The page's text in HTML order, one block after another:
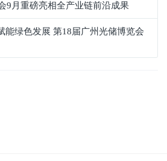
9月重磅亮相全产业链前沿成果
能绿色发展 第18届广州光储博览会